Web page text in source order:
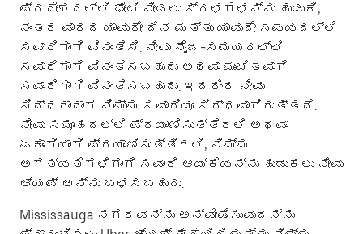
ಪ್ರದೇಶದಲ್ಲಿ ಭೇಟಿ ನೀಡಲು ಸ್ಥಳಗಳನ್ನು ಹುಡುಕಿ,
ನಂತರ ವಾರದ ಯಾವುದೇ ದಿನ ಮತ್ತು ಯಾವುದೇ ಸಮಯದಲ್ಲಿ
ಸವಾರಿಗಾಗಿ ವಿನಂತಿಸಿ. ನೀವು ನೈಜ-ಸಮಯದಲ್ಲಿ
ಸವಾರಿಗಾಗಿ ವಿನಂತಿಸಬಹುದು ಅಥವಾ ಮುಂಚಿತವಾಗಿ
ಸವಾರಿಗಾಗಿ ವಿನಂತಿಸಬಹುದು. ಇದರಿಂದ ನೀವು
ಸಿದ್ಧರಾದಾಗ ನಿಮ್ಮ ಸವಾರಿಯೂ ಸಿದ್ಧವಾಗಿರುತ್ತದೆ.
ನೀವು ಸಮೂಹದಲ್ಲಿ ಪ್ರಯಾಣಿಸುತ್ತಿರಲಿ ಅಥವಾ
ಏಕಾಂಗಿಯಾಗಿ ಪ್ರಯಾಣಿಸುತ್ತಿರಲಿ, ನಿಮ್ಮ
ಅಗತ್ಯತೆಗಳಿಗಾಗಿ ಸವಾರಿ ಆಯ್ಕೆಯನ್ನು ಹುಡುಕಲು ನೀವು
ಆ್ಯಪ್ ಅನ್ನು ಬಳಸಬಹುದು.
Mississauga ನಗರವನ್ನು ಅನ್ವೇಷಿಸುವುದನ್ನು